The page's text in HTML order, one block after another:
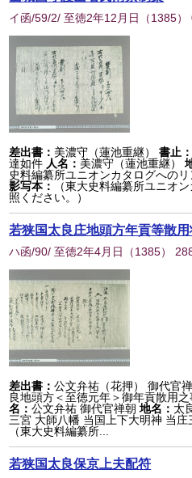
イ函/59/2/ 至徳2年12月日 （1385）
差出書： 美濃守（蓮池重継） 書止
達如件 人名： 美濃守（蓮池重継）
史料編纂所ユニオンカタログへのリ
影写本：
（東大史料編纂所ユニオ
照ください。）
若狭国太良庄地頭方年貢等散
ハ函/90/ 至徳2年4月日 （1385）
差出書：公文弁祐（花押） 御代官禅
良地頭方＜至徳元年＞御年貢散用之
名：公文弁祐 御代官禅朝 地名： 太
三宮 大師八幡 当国上下大明神 当
（東大史料編纂所...
若狭国太良保京上夫配符